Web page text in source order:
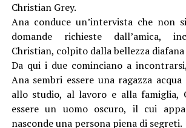
Christian Grey.
Ana conduce un’intervista che non
domande richieste dall’amica,
Christian, colpito dalla bellezza diafana
Da qui i due cominciano a
Ana sembri essere una ragazza
allo studio, al lavoro e alla famiglia,
essere un uomo oscuro, il cui
nasconde una persona piena di segreti.